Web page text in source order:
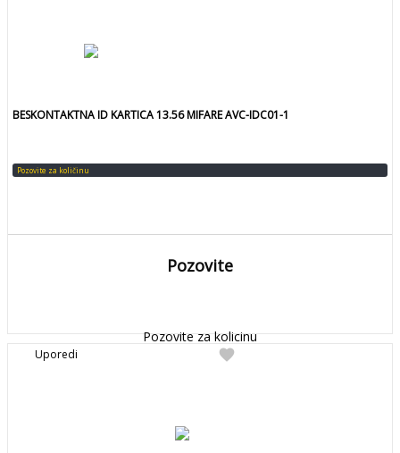
BESKONTAKTNA ID KARTICA 13.56 MIFARE AVC-IDC01-1
Pozovite za količinu
Pozovite
Pozovite za kolicinu
favorite
Uporedi